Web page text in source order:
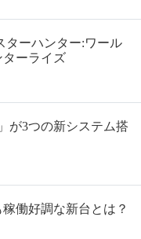
ターハンター:ワール
ーライズ
が3つの新システム搭
働好調な新台とは？